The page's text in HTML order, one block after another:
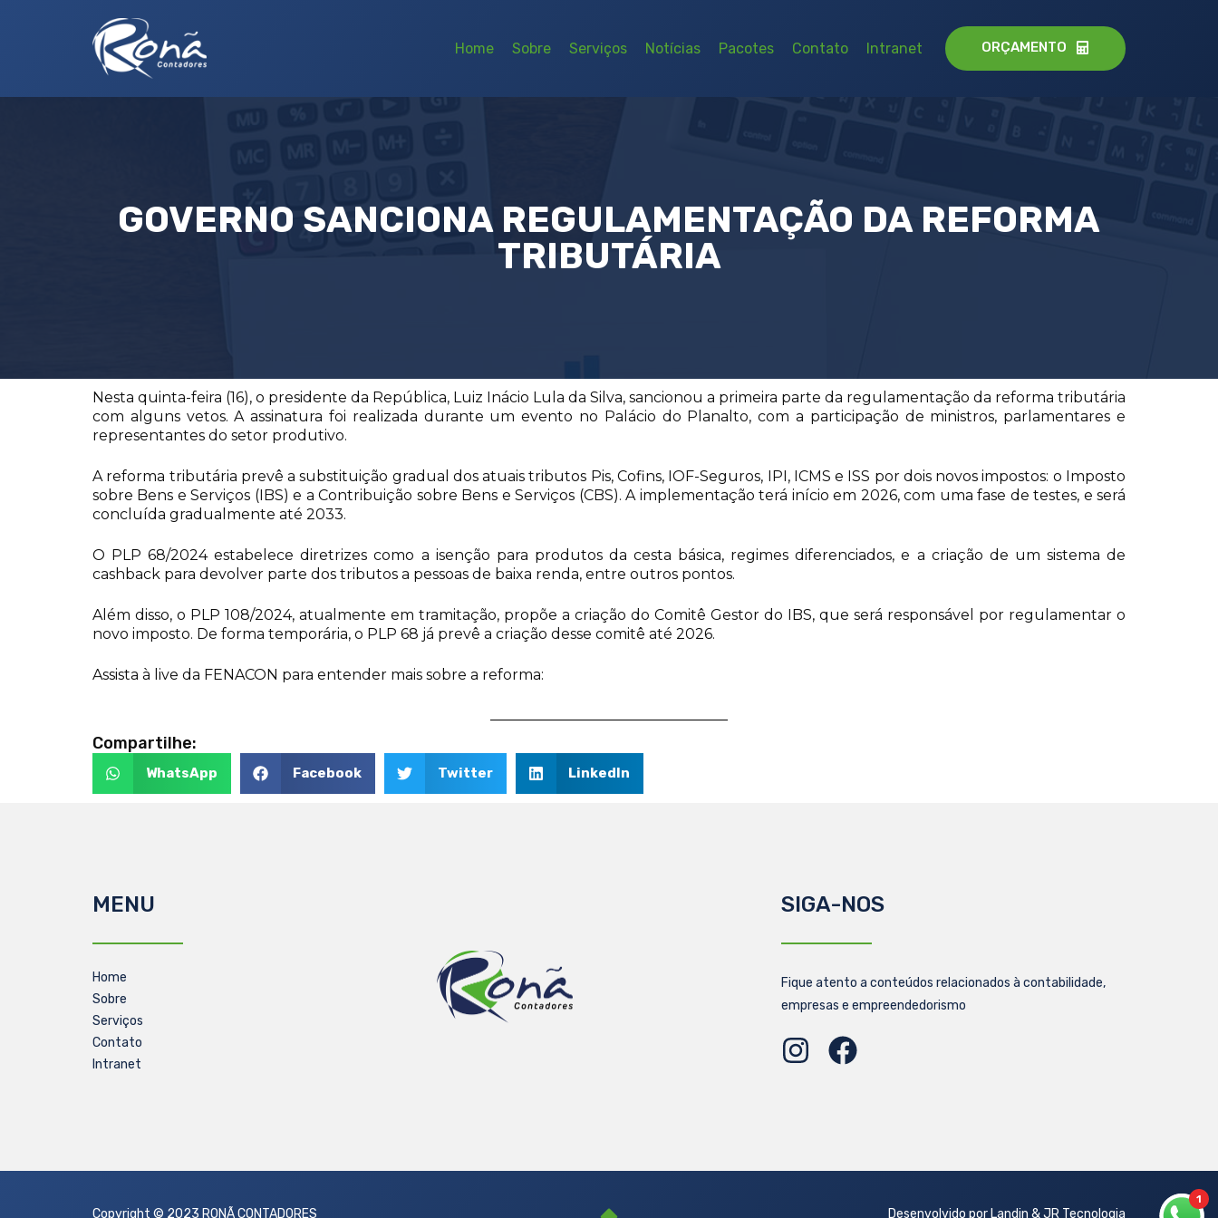
Home Sobre Serviços Notícias Pacotes Contato Intranet ORÇAMENTO
GOVERNO SANCIONA REGULAMENTAÇÃO DA REFORMA
TRIBUTÁRIA
Nesta quinta-feira (16), o presidente da República, Luiz Inácio Lula da Silva, sancionou a primeira parte da regulamentação da reforma tributária
com alguns vetos. A assinatura foi realizada durante um evento no Palácio do Planalto, com a participação de ministros, parlamentares e
representantes do setor produtivo.
A reforma tributária prevê a substituição gradual dos atuais tributos Pis, Cofins, IOF-Seguros, IPI, ICMS e ISS por dois novos impostos: o Imposto
sobre Bens e Serviços (IBS) e a Contribuição sobre Bens e Serviços (CBS). A implementação terá início em 2026, com uma fase de testes, e será
concluída gradualmente até 2033.
O PLP 68/2024 estabelece diretrizes como a isenção para produtos da cesta básica, regimes diferenciados, e a criação de um sistema de
cashback para devolver parte dos tributos a pessoas de baixa renda, entre outros pontos.
Além disso, o PLP 108/2024, atualmente em tramitação, propõe a criação do Comitê Gestor do IBS, que será responsável por regulamentar o
novo imposto. De forma temporária, o PLP 68 já prevê a criação desse comitê até 2026.
Assista à live da FENACON para entender mais sobre a reforma:
Compartilhe:
WhatsApp Facebook Twitter LinkedIn
MENU
Home
Sobre
Serviços
Contato
Intranet
SIGA-NOS
Fique atento a conteúdos relacionados à contabilidade,
empresas e empreendedorismo
Copyright © 2023 RONÃ CONTADORES Desenvolvido por Landin & JR Tecnologia
1